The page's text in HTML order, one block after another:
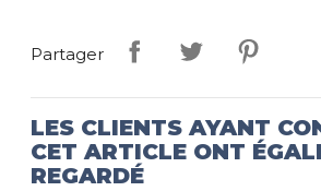
Partager
LES CLIENTS AYANT
CET ARTICLE ONT
REGARDÉ